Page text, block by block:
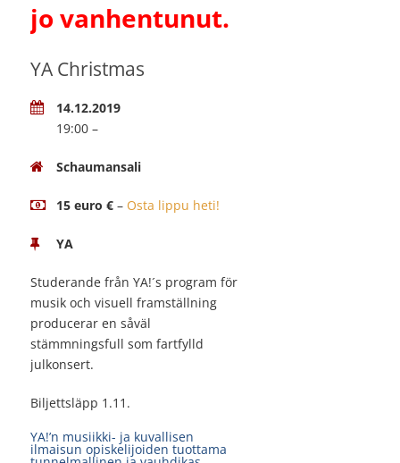
jo vanhentunut.
YA Christmas
14.12.2019
19:00 –
Schaumansali
15 euro € – Osta lippu heti!
YA
Studerande från YA!´s program för
musik och visuell framställning
producerar en såväl
stämmningsfull som fartfylld
julkonsert.
Biljettsläpp 1.11.
YA!’n musiikki- ja kuvallisen
ilmaisun opiskelijoiden tuottama